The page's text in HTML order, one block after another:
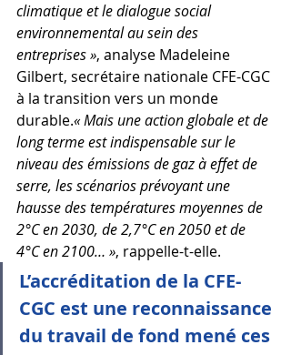
climatique et le dialogue social
environnemental au sein des
entreprises », analyse Madeleine
Gilbert, secrétaire nationale CFE-CGC
à la transition vers un monde
durable.« Mais une action globale et de
long terme est indispensable sur le
niveau des émissions de gaz à effet de
serre, les scénarios prévoyant une
hausse des températures moyennes de
2°C en 2030, de 2,7°C en 2050 et de
4°C en 2100… », rappelle-t-elle.
L’accréditation de la CFE-
CGC est une reconnaissance
du travail de fond mené ces